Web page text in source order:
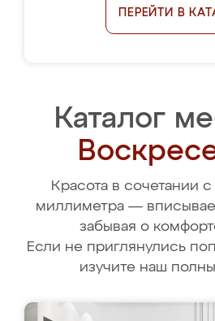
ПЕРЕЙТИ В
Каталог
Красота в сочетании
миллиметра —
забывая о
Если не приглянулись
изучите наш